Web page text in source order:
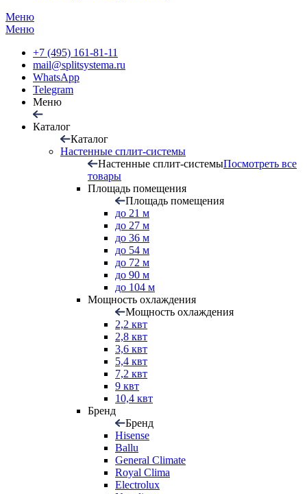
Меню
Меню
+7 (495) 161-81-11
mail@splitsystema.ru
WhatsApp
Telegram
Меню
Каталог
Каталог
Настенные сплит-системы
Настенные сплит-системыПосмотреть все
товары
Площадь помещения
Площадь помещения
до 21 м
до 27 м
до 36 м
до 54 м
до 72 м
до 90 м
до 104 м
Мощность охлаждения
Мощность охлаждения
2,2 квт
2,8 квт
3,6 квт
5,4 квт
7,2 квт
9 квт
10,4 квт
Бренд
Бренд
Hisense
Ballu
General Climate
Royal Clima
Electrolux